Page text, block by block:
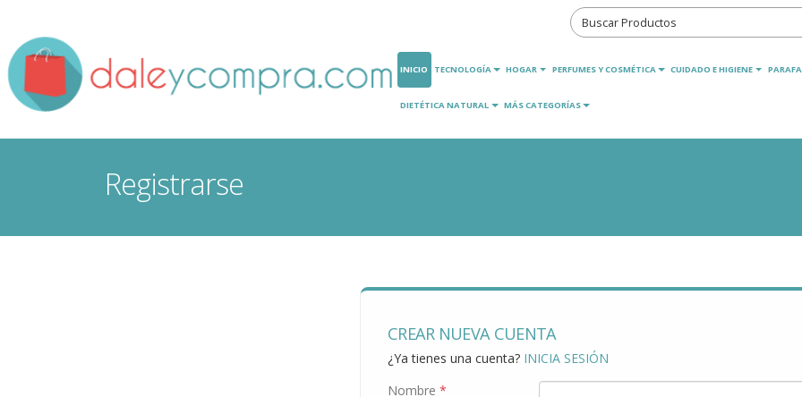
INICIO TECNOLOGÍA HOGAR PERFUMES Y COSMÉTICA CUIDADO E HIGIENE
DIETÉTICA NATURAL MÁS CATEGORÍAS
Registrarse
CREAR NUEVA CUENTA
¿Ya tienes una cuenta? INICIA SESIÓN
Nombre *